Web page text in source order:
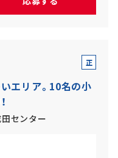
正
員
エリア。10名の小
センター